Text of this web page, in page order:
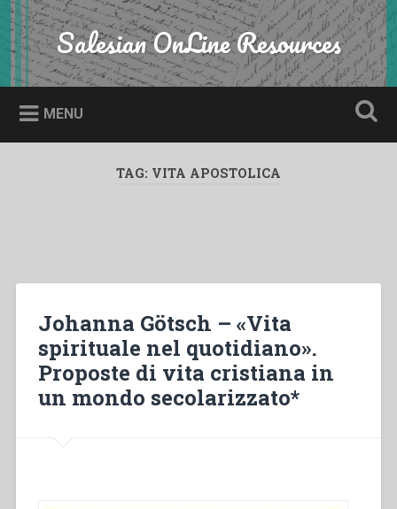
Skip
to
content
Search Salesian OnLine Resources
MENU
TAG: VITA APOSTOLICA
Johanna Götsch – «Vita
spirituale nel quotidiano».
Proposte di vita cristiana in
un mondo secolarizzato*